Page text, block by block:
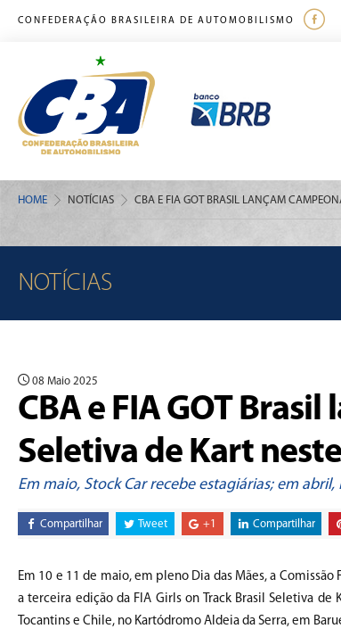
CONFEDERAÇÃO BRASILEIRA DE AUTOMOBILISMO
HOME NOTÍCIAS CBA E FIA GOT BRASIL LANÇAM
NOTÍCIAS
08 Maio 2025
CBA e FIA GOT
Seletiva de Kart
Em maio, Stock Car recebe estagiárias; em
Compartilhar Tweet +1 Compartilhar
Em 10 e 11 de maio, em pleno Dia das Mães, a
a terceira edição da FIA Girls on Track Brasil Seletiva de
Tocantins e Chile, no Kartódromo Aldeia da Serra, em